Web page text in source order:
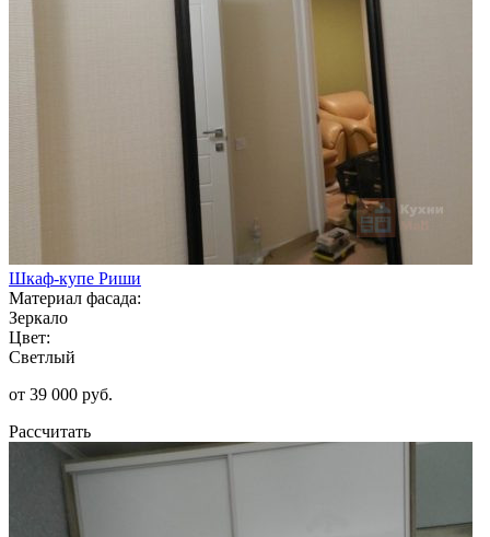
Шкаф-купе Риши
Материал фасада:
Зеркало
Цвет:
Светлый
от 39 000 руб.
Рассчитать